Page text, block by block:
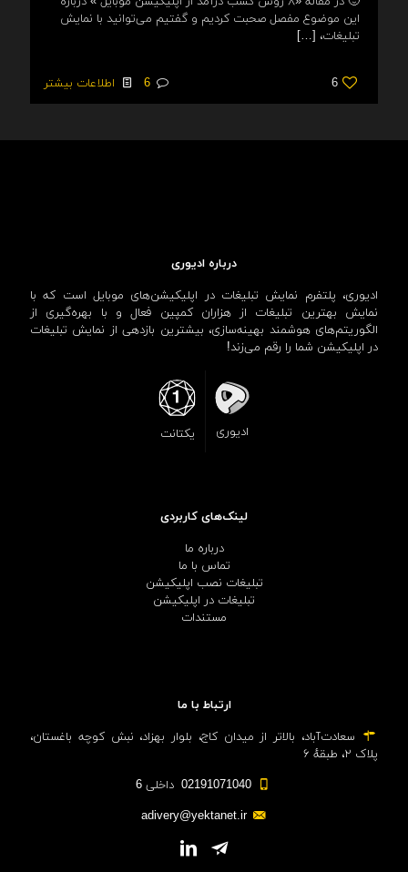
این موضوع مفصل صحبت کردیم و گفتیم می‌توانید با نمایش
تبلیغات، […]
6
6 اطلاعات بیشتر
درباره ادیوری
ادیوری، پلتفرم نمایش تبلیغات در اپلیکیشن‌های موبایل است که با
نمایش بهترین تبلیغات از هزاران کمپین فعال و با بهره‌گیری از
الگوریتم‌های هوشمند بهینه‌سازی، بیشترین بازدهی از نمایش تبلیغات
در اپلیکیشن شما را رقم می‌زند!
ادیوری یکتانت
لینک‌های کاربردی
درباره ما
تماس با ما
تبلیغات نصب اپلیکیشن
تبلیغات در اپلیکیشن
مستندات
ارتباط با ما
سعادت‌آباد، بالاتر از میدان کاج، بلوار بهزاد، نبش کوچه باغستان،
پلاک ۲، طبقهٔ ۶
adivery@yektanet.ir